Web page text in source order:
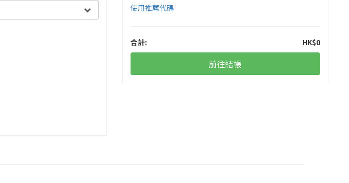
使用推薦代碼
合計: HK$0
前往結帳